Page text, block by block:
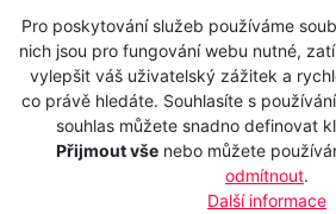
Pro poskytování služeb používáme
nich jsou pro fungování webu nutné,
vylepšit váš uživatelský zážitek a
co právě hledáte. Souhlasíte s
souhlas můžete snadno definovat
Přijmout vše nebo můžete
odmítnout.
Další informace
Řadit dle Abecedy Ceny
Exkluzivní olej na
MAN - Beard Elixir
469 Kč s DPH